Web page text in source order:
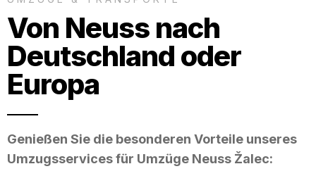
Von Neuss nach
Deutschland oder
Europa
Genießen Sie die besonderen Vorteile unseres
Umzugsservices für Umzüge Neuss Žalec: